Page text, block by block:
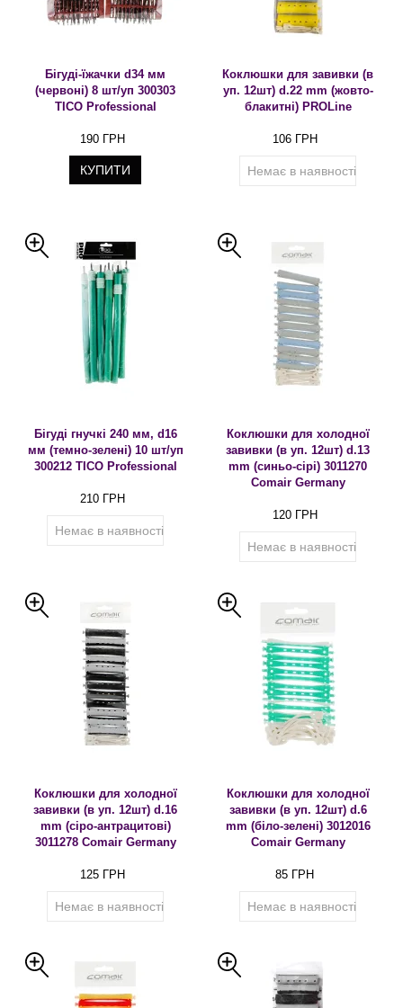
Бігуді-їжачки d34 мм
(червоні) 8 шт/уп 300303
TICO Professional
190 ГРН
КУПИТИ
Коклюшки для завивки (в
уп. 12шт) d.22 mm (жовто-
блакитні) PROLine
106 ГРН
Немає в наявності
Бігуді гнучкі 240 мм, d16
мм (темно-зелені) 10 шт/уп
300212 TICO Professional
210 ГРН
Немає в наявності
Коклюшки для холодної
завивки (в уп. 12шт) d.13
mm (синьо-сірі) 3011270
Comair Germany
120 ГРН
Немає в наявності
Коклюшки для холодної
завивки (в уп. 12шт) d.16
mm (сіро-антрацитові)
3011278 Comair Germany
125 ГРН
Немає в наявності
Коклюшки для холодної
завивки (в уп. 12шт) d.6
mm (біло-зелені) 3012016
Comair Germany
85 ГРН
Немає в наявності